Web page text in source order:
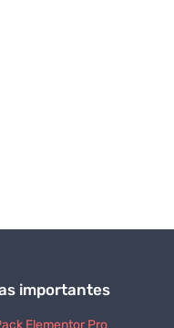
importantes
Elementor Pro